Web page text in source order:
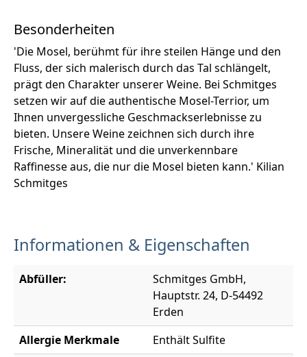
Besonderheiten
'Die Mosel, berühmt für ihre steilen Hänge und den
Fluss, der sich malerisch durch das Tal schlängelt,
prägt den Charakter unserer Weine. Bei Schmitges
setzen wir auf die authentische Mosel-Terrior, um
Ihnen unvergessliche Geschmackserlebnisse zu
bieten. Unsere Weine zeichnen sich durch ihre
Frische, Mineralität und die unverkennbare
Raffinesse aus, die nur die Mosel bieten kann.' Kilian
Schmitges
Informationen & Eigenschaften
Abfüller:
Schmitges GmbH,
Hauptstr. 24, D-54492
Erden
Allergie Merkmale
Enthält Sulfite